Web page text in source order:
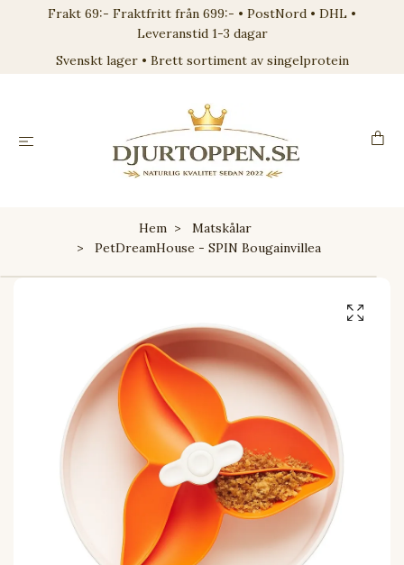
Frakt 69:- Fraktfritt från 699:- • PostNord • DHL •
Leveranstid 1-3 dagar
Svenskt lager • Brett sortiment av singelprotein
Hem
Matskålar
PetDreamHouse - SPIN Bougainvillea